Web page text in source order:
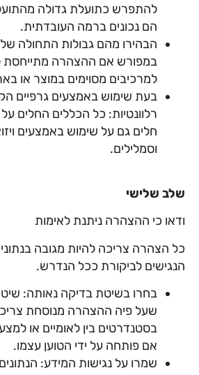
להתפרש כתועלת גדולה
הם נכונים ברמה העובדתית.
הבהירו מהם גבולות התחולה
במפורש אם ההצהרה מתייחסת
למרכיבים מסוימים במוצר או
בעת שימוש באמצעים גרפיים
רלוונטיות: כל הכללים החלים
חלים גם על שימוש באמצעים
וסמלילים.
שלב שלישי
ודאו כי ההצהרה ניתנת לאימות
כל הצהרה צריכה להיות מגובה
הנגישים לביקורת ככל הנדרש.
בחרו בשיטת בדיקה נאותה:
שעל פיה ההצהרה מנוסחת
בסטנדרטים בין לאומיים או
אם פותחה על ידי הטוען עצמו.
שמרו על נגישות המידע: